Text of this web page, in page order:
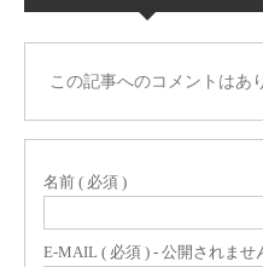
この記事へのコメントはあ
名前 ( 必須 )
E-MAIL ( 必須 ) - 公開されませ